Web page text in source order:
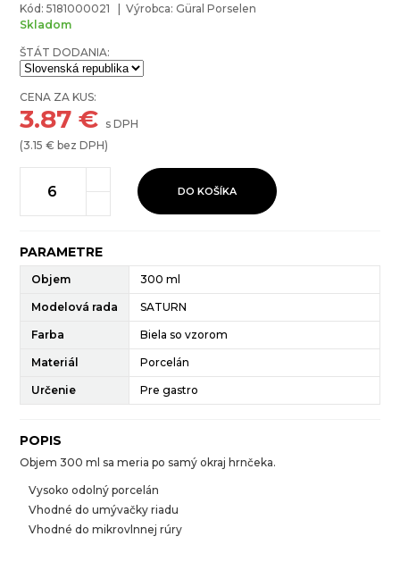
Kód: 5181000021 | Výrobca: Güral Porselen
Skladom
ŠTÁT DODANIA:
CENA ZA KUS:
3.87 € s DPH
(3.15 € bez DPH)
DO KOŠÍKA
PARAMETRE
Objem 300 ml
Modelová rada SATURN
Farba Biela so vzorom
Materiál Porcelán
Určenie Pre gastro
POPIS
Objem 300 ml sa meria po samý okraj hrnčeka.
Vysoko odolný porcelán
Vhodné do umývačky riadu
Vhodné do mikrovlnnej rúry